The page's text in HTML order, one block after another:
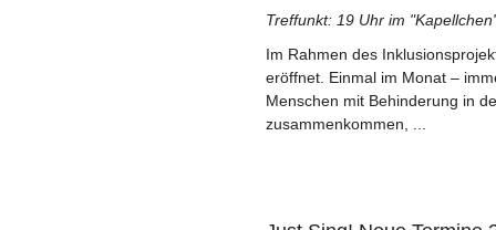
Treffunkt: 19 Uhr im
Im Rahmen des
eröffnet. Einmal im Monat –
Menschen mit Behinderung in
zusammenkommen, ...